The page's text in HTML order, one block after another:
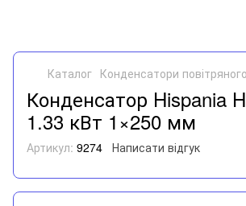
Каталог Конденсатори
Конденсатор Hispania
1.33 кВт 1×250 мм
Артикул: 9274 Написати відгук